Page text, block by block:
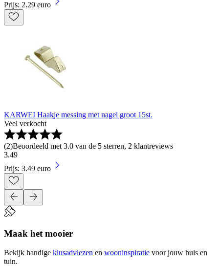
Prijs: 2.29 euro
KARWEI Haakje messing met nagel groot 15st.
Veel verkocht
(2)Beoordeeld met 3.0 van de 5 sterren, 2 klantreviews
3.49
Prijs: 3.49 euro
Maak het mooier
Bekijk handige klusadviezen en wooninspiratie voor jouw huis en
tuin.